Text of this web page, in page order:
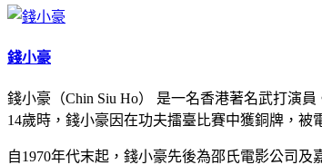
錢小豪
錢小豪（Chin Siu Ho） 是一名香港著名武打演
14歲時，錢小豪因在功夫擂臺比賽中獲銅牌，
自1970年代末起，錢小豪先後為邵氏電影公司